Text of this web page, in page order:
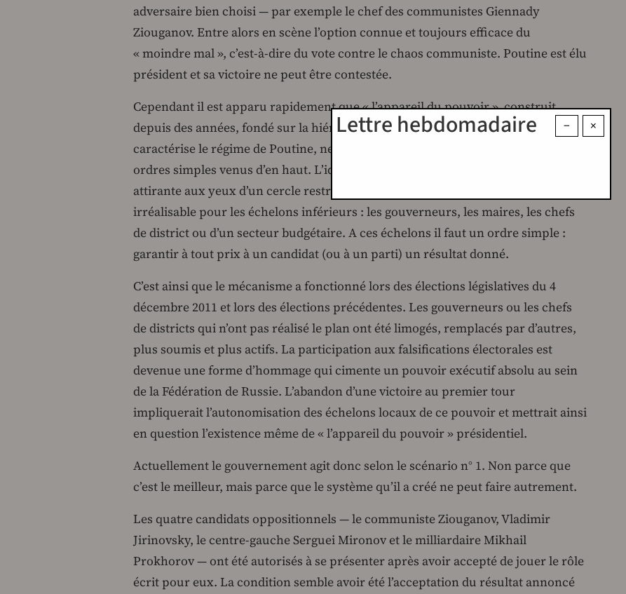
adversaire bien choisi — par exemple le chef des communistes Giennady
Ziouganov. Entre alors en scène l’option connue et toujours efficace du
« moindre mal », c’est-à-dire du vote contre le chaos communiste. Poutine est élu
président et sa victoire ne peut être contestée.
Cependant il est apparu rapidement que « l’appareil du pouvoir », construit
depuis des années, fondé sur la hiérarchie et la loyauté de haut en bas, qui
caractérise le régime de Poutine, ne peut fonctionner qu’en appliquant des
ordres simples venus d’en haut. L’idée d’un second tour pouvait sembler
attirante aux yeux d’un cercle restreint de stratèges du Kremlin, mais elle était
irréalisable pour les échelons inférieurs : les gouverneurs, les maires, les chefs
de district ou d’un secteur budgétaire. A ces échelons il faut un ordre simple :
garantir à tout prix à un candidat (ou à un parti) un résultat donné.
C’est ainsi que le mécanisme a fonctionné lors des élections législatives du 4
décembre 2011 et lors des élections précédentes. Les gouverneurs ou les chefs
de districts qui n’ont pas réalisé le plan ont été limogés, remplacés par d’autres,
plus soumis et plus actifs. La participation aux falsifications électorales est
devenue une forme d’hommage qui cimente un pouvoir exécutif absolu au sein
de la Fédération de Russie. L’abandon d’une victoire au premier tour
impliquerait l’autonomisation des échelons locaux de ce pouvoir et mettrait ainsi
en question l’existence même de « l’appareil du pouvoir » présidentiel.
Actuellement le gouvernement agit donc selon le scénario n° 1. Non parce que
c’est le meilleur, mais parce que le système qu’il a créé ne peut faire autrement.
Les quatre candidats oppositionnels — le communiste Ziouganov, Vladimir
Jirinovsky, le centre-gauche Serguei Mironov et le milliardaire Mikhail
Prokhorov — ont été autorisés à se présenter après avoir accepté de jouer le rôle
écrit pour eux. La condition semble avoir été l’acceptation du résultat annoncé
×
−
Lettre hebdomadaire